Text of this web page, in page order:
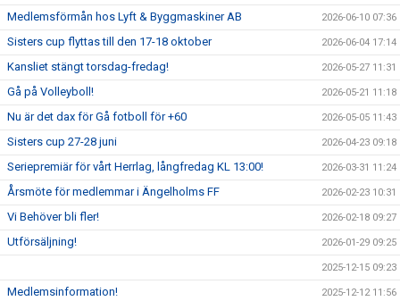
Medlemsförmån hos Lyft & Byggmaskiner AB 2026-06-10 07:36
Sisters cup flyttas till den 17-18 oktober 2026-06-04 17:14
Kansliet stängt torsdag-fredag! 2026-05-27 11:31
Gå på Volleyboll! 2026-05-21 11:18
Nu är det dax för Gå fotboll för +60 2026-05-05 11:43
Sisters cup 27-28 juni 2026-04-23 09:18
Seriepremiär för vårt Herrlag, långfredag KL 13:00! 2026-03-31 11:24
Årsmöte för medlemmar i Ängelholms FF 2026-02-23 10:31
Vi Behöver bli fler! 2026-02-18 09:27
Utförsäljning! 2026-01-29 09:25
2025-12-15 09:23
Medlemsinformation! 2025-12-12 11:56